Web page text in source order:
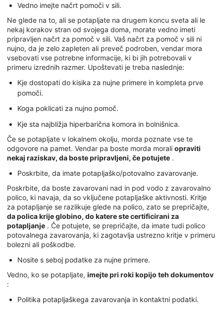
Vedno imejte načrt pomoči v sili.
Ne glede na to, ali se potapljate na drugem koncu sveta ali le
nekaj korakov stran od svojega doma, morate vedno imeti
pripravljen načrt za pomoč v sili. Vaš načrt za pomoč v sili ni
nujno, da je zelo zapleten ali preveč podroben, vendar mora
vsebovati vse potrebne informacije, ki bi jih potrebovali v
primeru izrednih razmer. Upoštevati je treba naslednje:
Kje dostopati do kisika za nujne primere in kompleta prve
pomoči.
Koga poklicati za nujno pomoč.
Kje sta najbližja hiperbarična komora in bolnišnica.
Če se potapljate v lokalnem okolju, morda poznate vse te
odgovore na pamet. Vendar pa boste morda morali opraviti
nekaj raziskav, da boste pripravljeni, če potujete .
Poskrbite, da imate potapljaško/potovalno zavarovanje.
Poskrbite, da boste zavarovani nad in pod vodo z zavarovalno
polico, ki navaja, da so vključene potapljaške aktivnosti. Kritje
za potapljanje se razlikuje glede na polico, zato se prepričajte,
da polica krije globino, do katere ste certificirani za
potapljanje . Če potujete, se prepričajte, da imate tudi polico
potovalnega zavarovanja, ki zagotavlja ustrezno kritje v primeru
bolezni ali poškodbe.
Nosite s seboj podatke za nujne primere.
Vedno, ko se potapljate, imejte pri roki kopijo teh dokumentov
:
Politika potapljaškega zavarovanja in kontaktni podatki.